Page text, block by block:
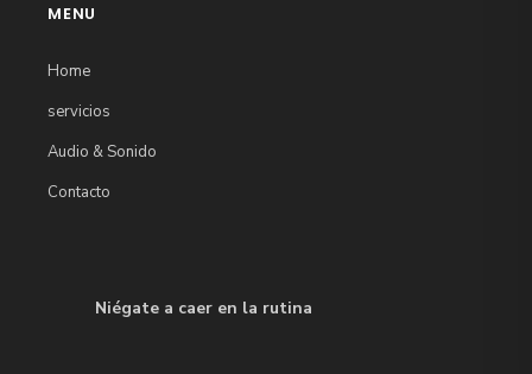
MENU
Home
servicios
Audio & Sonido
Contacto
Niégate a caer en la rutina